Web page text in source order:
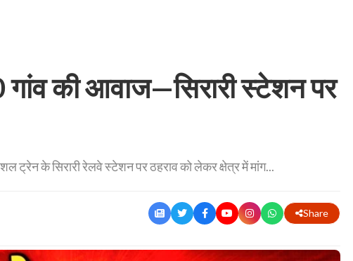
की आवाज—सिरारी स्टेशन पर
ट्रेन के सिरारी रेलवे स्टेशन पर ठहराव को लेकर क्षेत्र में मांग...
Share